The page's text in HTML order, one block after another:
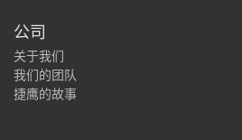
公司
关于我们
我们的团队
捷鹰的故事